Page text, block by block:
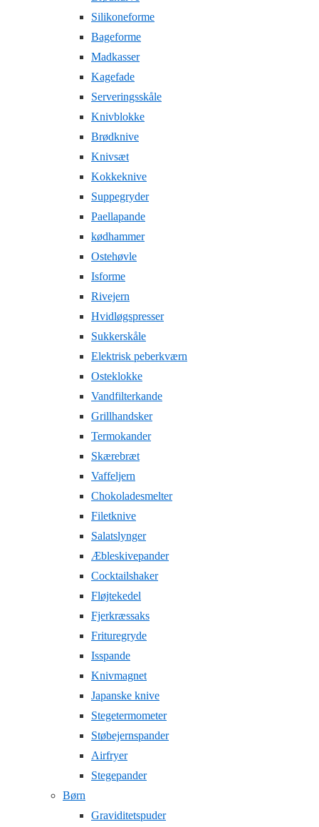
Silikoneforme
Bageforme
Madkasser
Kagefade
Serveringsskåle
Knivblokke
Brødknive
Knivsæt
Kokkeknive
Suppegryder
Paellapande
kødhammer
Ostehøvle
Isforme
Rivejern
Hvidløgspresser
Sukkerskåle
Elektrisk peberkværn
Osteklokke
Vandfilterkande
Grillhandsker
Termokander
Skærebræt
Vaffeljern
Chokoladesmelter
Filetknive
Salatslynger
Æbleskivepander
Cocktailshaker
Fløjtekedel
Fjerkræssaks
Frituregryde
Isspande
Knivmagnet
Japanske knive
Stegetermometer
Støbejernspander
Airfryer
Stegepander
Børn
Graviditetspuder